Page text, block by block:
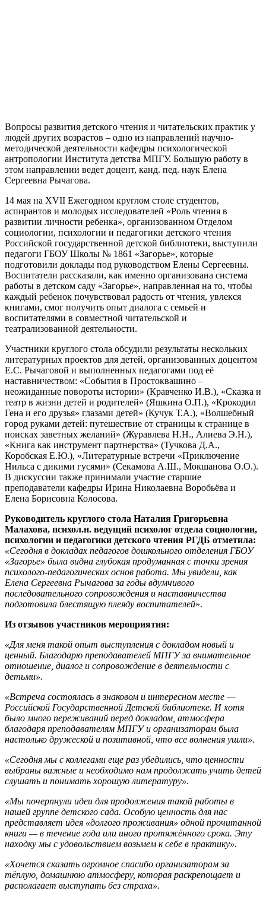
Вопросы развития детского чтения и читательских практик у
людей других возрастов – одно из направлений научно-
методической деятельности кафедры психологической
антропологии Института детства МПГУ. Большую работу в
этом направлении ведет доцент, канд. пед. наук Елена
Сергеевна Рычагова.
14 мая на XVII Ежегодном круглом столе студентов,
аспирантов и молодых исследователей «Роль чтения в
развитии личности ребенка», организованном Отделом
социологии, психологии и педагогики детского чтения
Российской государственной детской библиотеки, выступили
педагоги ГБОУ Школы № 1861 «Загорье», которые
подготовили доклады под руководством Елены Сергеевны.
Воспитатели рассказали, как именно организована система
работы в детском саду «Загорье», направленная на то, чтобы
каждый ребенок почувствовал радость от чтения, увлекся
книгами, смог получить опыт диалога с семьей и
воспитателями в совместной читательской и
театрализованной деятельности.
Участники круглого стола обсудили результаты нескольких
литературных проектов для детей, организованных доцентом
Е.С. Рычаговой и выполненных педагогами под её
наставничеством: «События в Простоквашино –
неожиданные повороты истории» (Кравченко И.В.), «Сказка и
театр в жизни детей и родителей» (Яшкина О.П.), «Крокодил
Гена и его друзья» глазами детей» (Кучук Т.А.), «Волшебный
город руками детей: путешествие от страницы к странице в
поисках заветных желаний» (Журавлева Н.Н., Алиева Э.Н.),
«Книга как инструмент партнерства» (Тучкова Д.А.,
Коробская Е.Ю.), «Литературные встречи «Приключение
Нильса с дикими гусями» (Секамова А.Ш., Мокшанова О.О.).
В дискуссии также принимали участие старшие
преподаватели кафедры Ирина Николаевна Воробьёва и
Елена Борисовна Колосова.
Руководитель круглого стола Наталия Григорьевна
Малахова, психол.н. ведущий психолог отдела социологии,
психологии и педагогики детского чтения РГДБ отметила:
«Сегодня в докладах педагогов дошкольного отделения ГБОУ
«Загорье» была видна глубокая продуманная с точки зрения
психолого-педагогических основ работа. Мы увидели, как
Елена Сергеевна Рычагова за годы вдумчивого
последовательного сопровождения и наставничества
подготовила блестящую плеяду воспитателей».
Из отзывов участников мероприятия:
«Для меня такой опыт выступления с докладом новый и
ценный. Благодарю преподавателей МПГУ за внимательное
отношение, диалог и сопровождение в деятельности с
детьми».
«Встреча состоялась в знаковом и интересном месте —
Российской Государственной Детской библиотеке. И хотя
было много переживаний перед докладом, атмосфера
благодаря преподавателям МПГУ и организаторам была
настолько дружеской и позитивной, что все волнения ушли».
«Сегодня мы с коллегами еще раз убедились, что ценности
выбраны важные и необходимо нам продолжать учить детей
слушать и понимать хорошую литературу».
«Мы почерпнули идеи для продолжения такой работы в
нашей группе детского сада. Особую ценность для нас
представляет идея «долгого проживания» одной прочитанной
книги — в течение года или иного протяжённого срока. Эту
находку мы с удовольствием возьмем к себе в практику».
«Хочется сказать огромное спасибо организаторам за
тёплую, домашнюю атмосферу, которая раскрепощает и
располагает выступать без страха».